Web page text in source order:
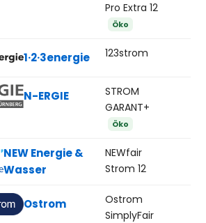
Pro Extra 12
Öko
1·2·3energie 123strom
N-ERGIE
STROM
GARANT+
Öko
NEW Energie &
Wasser
NEWfair
Strom 12
Ostrom
Ostrom
SimplyFair